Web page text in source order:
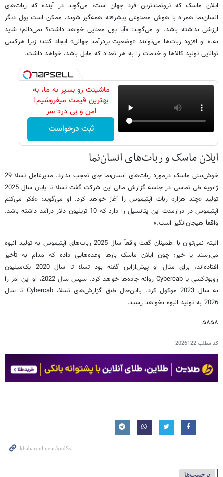
ایلان ماسک که ثروتمندترین فرد جهان است، می‌گوید در آینده که ربات‌های
انسان‌نما همراه با هوش مصنوعی پیشرفته همه‌گیر شوند، ممکن است پول دیگر
ارزشی نداشته باشد. او می‌گوید: «آیا پول معنایی خواهد داشت؟ نمی‌دانم؛ شاید
نه.» او افزود ربات‌ها می‌توانند «وضعیت پردرآمد جهانی» ایجاد کنند؛ زیرا هرکسی
توانایی تولید کالاها و خدمات را به هر تعداد که مایل باشد، خواهد داشت.
ماشینت رو بسپر به ما، به
بهترین قیمت میفروشیم!
امن و بی درد سر
ثبت درخواست
ایلان ماسک و ربات‌های انسان‌نما
خوش‌بینی ماسک درمورد ربات‌های انسان‌نما جای تعجب ندارد. مدیرعامل تسلا 29
ژانویه طی تماسی در جلسه گزارش مالی این شرکت گفت تسلا تا پایان سال 2025
تولید «چند هزار» ربات آپتیموس را آغاز خواهد کرد. او می‌گوید: «فکر می‌کنم
آپتیموس در درازمدت این پتانسیل را دارد که 10 تریلیون دلار درآمد داشته باشد.
واقعاً هیجان‌انگیز است.»
البته نمی‌توان با اطمینان گفت واقعاً سال 2025 ربات‌های آپتیموس به تولید انبوه
می‌رسند یا خیر؛ چون ایلان ماسک بارها وعده‌هایی داده که مدام به تأخیر
افتاده‌اند، برای مثال او پیش‌ازاین گفته بود تسلا تا سال 2020 یک‌میلیون
روبوتاکسی یا Cybercab روانه جاده‌ها خواهد کرد. سپس سال 2022، او این امر را
به سال 2023 موکول کرد. بااین‌حال طبق گزارش‌های تسلا، Cybercab تا سال
2026 به تولید انبوه نخواهد رسید.
۵۸۵۸
کد مطلب2026122